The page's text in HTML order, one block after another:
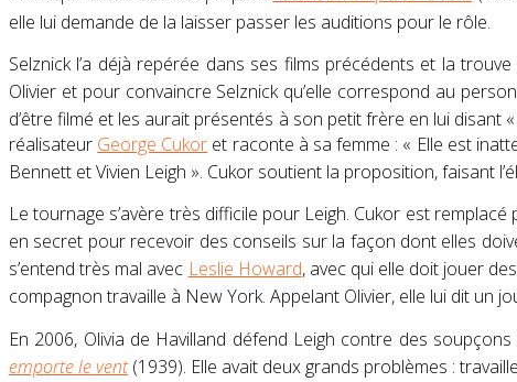
elle lui demande de la laisser passer les auditions pour le rôle.
Selznick l’a déjà repérée dans ses films précédents et la
Olivier et pour convaincre Selznick qu’elle correspond au
d’être filmé et les aurait présentés à son petit frère en lui disant
réalisateur George Cukor et raconte à sa femme : « Elle est
Bennett etVivien Leigh ». Cukor soutient la proposition, faisant
Le tournage s’avère très difficile pour Leigh. Cukor est remplacé
en secret pour recevoir des conseils sur la façon dont elles
s’entend très mal avec Leslie Howard, avec qui elle doit jouer
compagnon travaille à New York. Appelant Olivier, elle lui dit un
En 2006, Olivia de Havilland défend Leigh contre des
emporte le vent(1939). Elle avait deux grands problèmes :